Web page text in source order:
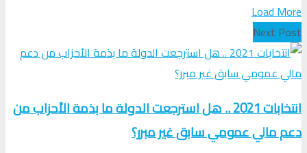
Load More
Next Post
انتخابات 2021 .. هل استرجعت الدولة ما بذمة الأحزاب من
دعم مالي عمومي سابق غير مبرر؟